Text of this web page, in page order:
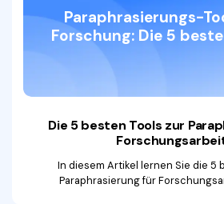
Paraphrasierungs-
Forschung: Die 5
Die 5 besten Tools zur
In diesem Artikel lernen Sie die 5
Paraphrasierung für